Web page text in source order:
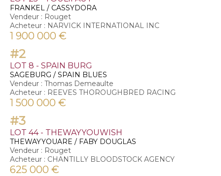
FRANKEL / CASSYDORA
Vendeur : Rouget
Acheteur : NARVICK INTERNATIONAL INC
1 900 000 €
#2
LOT 8 - SPAIN BURG
SAGEBURG / SPAIN BLUES
Vendeur : Thomas Demeaulte
Acheteur : REEVES THOROUGHBRED RACING
1 500 000 €
#3
LOT 44 - THEWAYYOUWISH
THEWAYYOUARE / FABY DOUGLAS
Vendeur : Rouget
Acheteur : CHANTILLY BLOODSTOCK AGENCY
625 000 €